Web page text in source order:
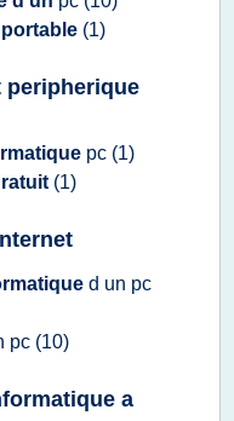
portable (1)
peripherique
pc (1)
(1)
d un pc
pc (10)
a